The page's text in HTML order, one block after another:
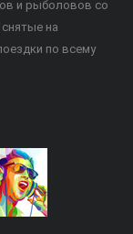
и рыболовов со
на
по всему